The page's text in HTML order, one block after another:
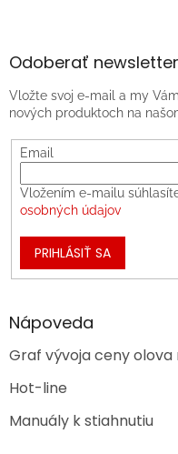
Odoberať newsletter
Vložte svoj e-mail a my
nových produktoch na
Email
Vložením e-mailu
osobných údajov
PRIHLÁSIŤ SA
Nápoveda
Graf vývoja ceny olova
Hot-line
Manuály k stiahnutiu